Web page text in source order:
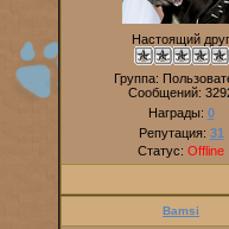
Настоящий друг
Группа:
Сообщений:
Награды: 0
Репутация: 31
Статус: Offline
Bamsi